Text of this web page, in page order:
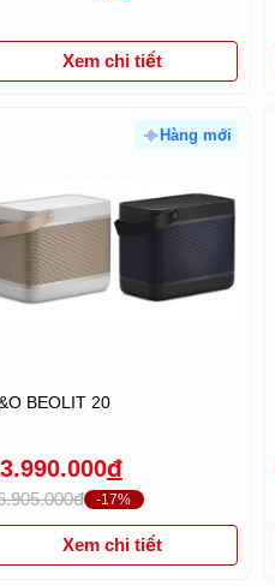
Xem chi tiết
Hàng mới
BEOLIT 20
đ
-17%
Xem chi tiết